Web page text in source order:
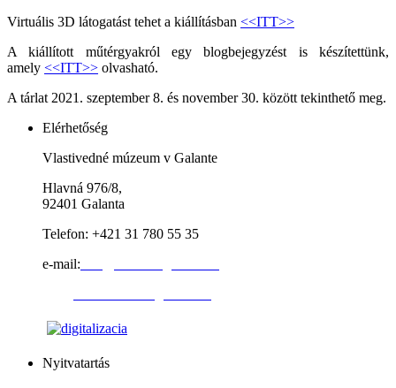
Virtuális 3D látogatást tehet a kiállításban <<ITT>>
A kiállított műtérgyakról egy blogbejegyzést is készítettünk,
amely <<ITT>> olvasható.
A tárlat 2021. szeptember 8. és november 30. között tekinthető meg.
Elérhetőség
Vlastivedné múzeum v Galante
Hlavná 976/8,
92401 Galanta
Telefon: +421 31 780 55 35
e-mail:
Nyitvatartás